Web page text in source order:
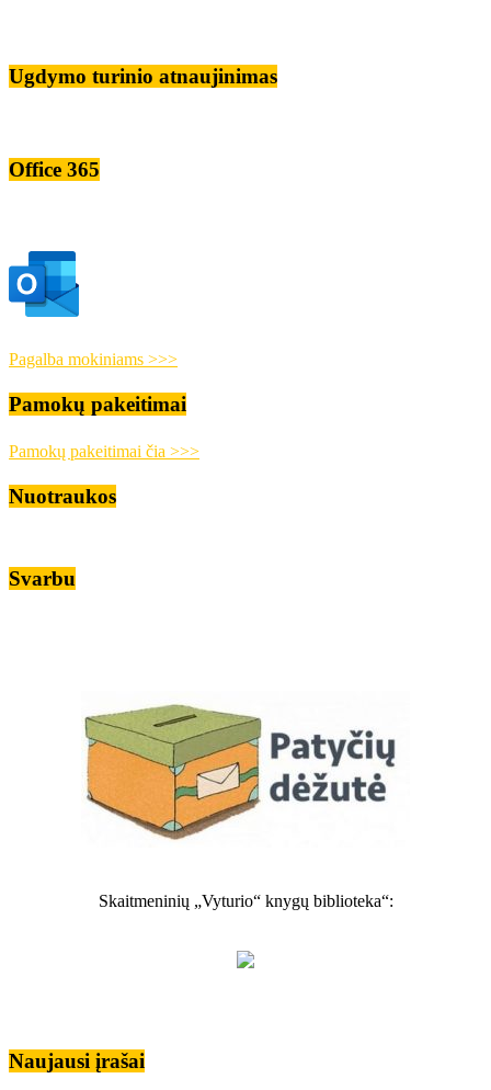
Ugdymo turinio atnaujinimas
Office 365
Pagalba mokiniams >>>
Pamokų pakeitimai
Pamokų pakeitimai čia >>>
Nuotraukos
Svarbu
Skaitmeninių „Vyturio“ knygų biblioteka“:
Naujausi įrašai